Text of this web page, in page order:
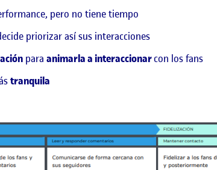
pero no tiene tiempo
priorizar así sus interacciones
para animarla a interaccionarcon los fans
tranquila